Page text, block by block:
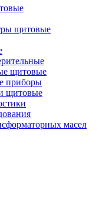
щитовые
щитовые
приборы
щитовые
масел